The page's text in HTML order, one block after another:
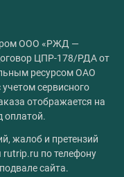
ООО «РЖД —
ЦПР-178/РДА от
ресурсом ОАО
сервисного
отображается на
оплатой.
жалоб и претензий
по телефону
сайта.